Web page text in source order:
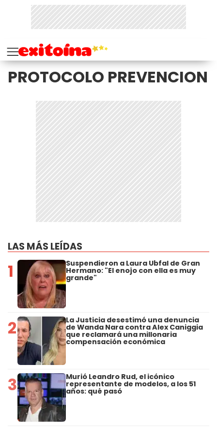
PROTOCOLO PREVENCION
LAS MÁS LEÍDAS
1 Suspendieron a Laura Ubfal de Gran
Hermano: "El enojo con ella es muy
grande"
2 La Justicia desestimó una denuncia
de Wanda Nara contra Alex Caniggia
que reclamará una millonaria
compensación económica
3 Murió Leandro Rud, el icónico
representante de modelos, a los 51
años: qué pasó